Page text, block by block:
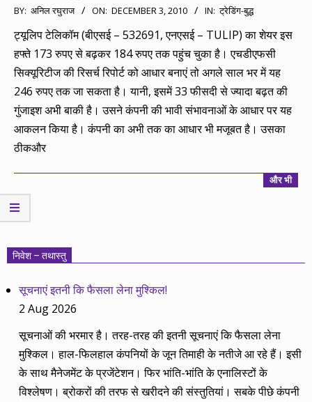
2010-
12-
03
BY: अनिल रघुराज ON: DECEMBER 3, 2010 IN: ट्रेडिंग-बुद्ध
ट्यूलिप टेलिकॉम (बीएसई – 532691, एनएसई – TULIP) का शेयर इस
हफ्ते 173 रुपए से बढ़कर 184 रुपए तक पहुंच चुका है। एचडीएफसी
सिक्यूरिटीज की रिसर्च रिपोर्ट को आधार बनाएं तो अगले साल भर में यह
246 रुपए तक जा सकता है। यानी, इसमें 33 फीसदी से ज्यादा बढ़त की
गुंजाइश अभी बाकी है। उसने कंपनी की भावी संभावनाओं के आधार पर यह
आकलन किया है। कंपनी का अभी तक का आधार भी मजूबत है। उसका
ठीकऔर
और भी
निवेश – तथास्तु
सूचनाएं इतनी कि फैसला लेना मुश्किल!
2 Aug 2026
सूचनाओं की भरमार है। तरह-तरह की इतनी सूचनाएं कि फैसला लेना
मुश्किल। हाल-फिलहाल कंपनियों के जून तिमाही के नतीजे आ रहे हैं। इसी
के साथ मैनेजमेंट के प्रजेंटेशन। फिर भांति-भांति के एनालिस्टों के
विश्लेषण। ब्रोकरों की तरफ से खरीदने की संस्तुतियां। सबके पीछे कंपनी